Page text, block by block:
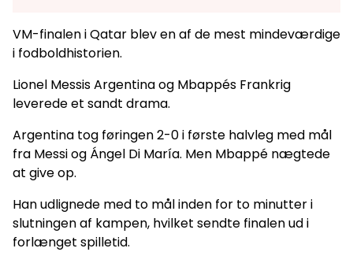
VM-finalen i Qatar blev en af de mest mindeværdige
i fodboldhistorien.
Lionel Messis Argentina og Mbappés Frankrig
leverede et sandt drama.
Argentina tog føringen 2-0 i første halvleg med mål
fra Messi og Ángel Di María. Men Mbappé nægtede
at give op.
Han udlignede med to mål inden for to minutter i
slutningen af kampen, hvilket sendte finalen ud i
forlænget spilletid.